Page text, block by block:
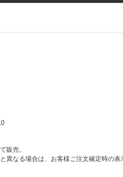
販売。
異なる場合は、お客様ご注文確定時の表